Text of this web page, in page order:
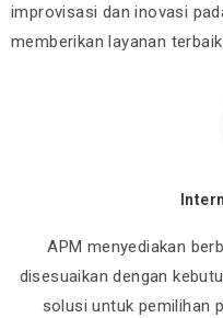
improvisasi dan inovasi
memberikan layanan
APM menyediakan
disesuaikan dengan
solusi untuk pemilihan